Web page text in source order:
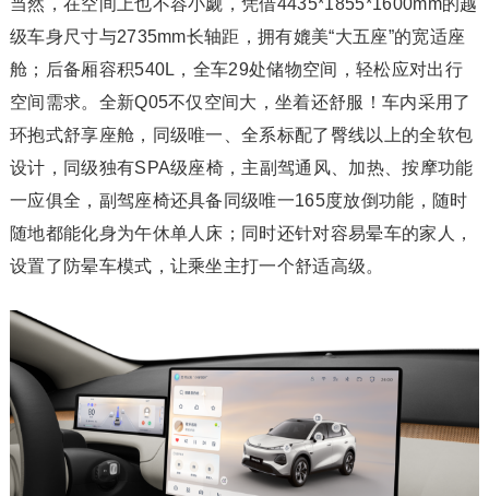
当然，在空间上也不容小觑，凭借4435*1855*1600mm的越
级车身尺寸与2735mm长轴距，拥有媲美“大五座”的宽适座
舱；后备厢容积540L，全车29处储物空间，轻松应对出行
空间需求。全新Q05不仅空间大，坐着还舒服！车内采用了
环抱式舒享座舱，同级唯一、全系标配了臀线以上的全软包
设计，同级独有SPA级座椅，主副驾通风、加热、按摩功能
一应俱全，副驾座椅还具备同级唯一165度放倒功能，随时
随地都能化身为午休单人床；同时还针对容易晕车的家人，
设置了防晕车模式，让乘坐主打一个舒适高级。